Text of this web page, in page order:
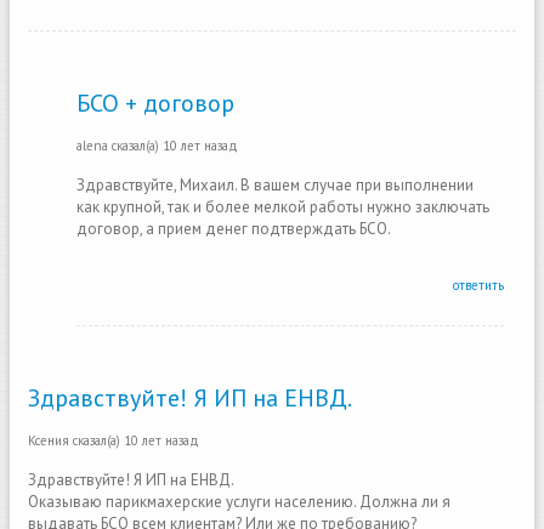
БСО + договор
alena сказал(а) 10 лет назад
Здравствуйте, Михаил. В вашем случае при выполнении
как крупной, так и более мелкой работы нужно заключать
договор, а прием денег подтверждать БСО.
ответить
Здравствуйте! Я ИП на ЕНВД.
Ксения сказал(а) 10 лет назад
Здравствуйте! Я ИП на ЕНВД.
Оказываю парикмахерские услуги населению. Должна ли я
выдавать БСО всем клиентам? Или же по требованию?